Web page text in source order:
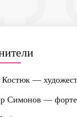
—
Симонов —